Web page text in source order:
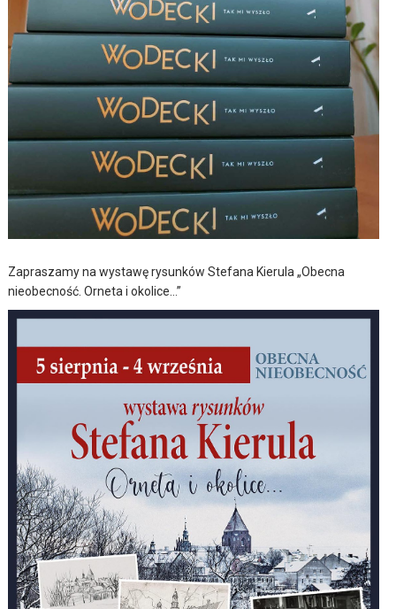
Zapraszamy na wystawę rysunków Stefana Kierula „Obecna
nieobecność. Orneta i okolice…”